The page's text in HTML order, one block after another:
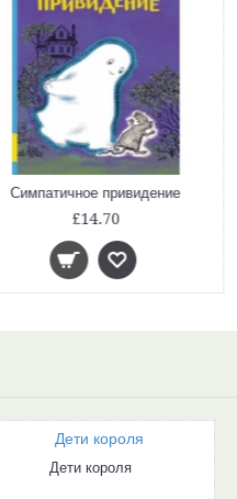
Симпатичное привидение
£14.70
Дети короля